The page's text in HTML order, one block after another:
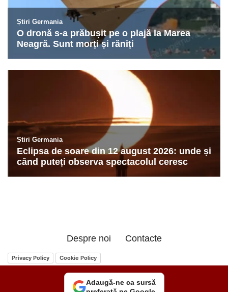
Despre noi Contacte
Privacy Policy Cookie Policy
Adaugă-ne ca sursă